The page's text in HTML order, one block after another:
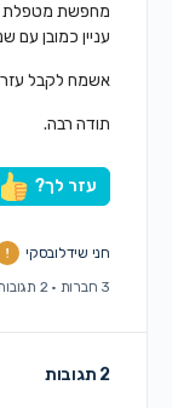
מחפשת מטפלת
עניין כמובן עם
אשמח לקבל
תודה רבה.
עזר לך?
חני שידלובסקי
3 חברות
· 2 תגובות
2 תגובות